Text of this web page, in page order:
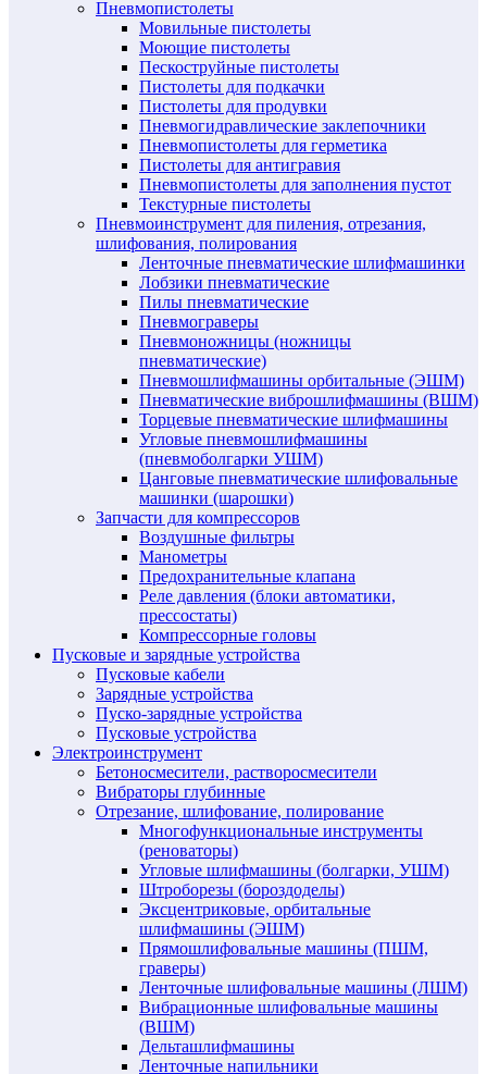
Пневмопистолеты
Мовильные пистолеты
Моющие пистолеты
Пескоструйные пистолеты
Пистолеты для подкачки
Пистолеты для продувки
Пневмогидравлические заклепочники
Пневмопистолеты для герметика
Пистолеты для антигравия
Пневмопистолеты для заполнения пустот
Текстурные пистолеты
Пневмоинструмент для пиления, отрезания,
шлифования, полирования
Ленточные пневматические шлифмашинки
Лобзики пневматические
Пилы пневматические
Пневмограверы
Пневмоножницы (ножницы
пневматические)
Пневмошлифмашины орбитальные (ЭШМ)
Пневматические виброшлифмашины (ВШМ)
Торцевые пневматические шлифмашины
Угловые пневмошлифмашины
(пневмоболгарки УШМ)
Цанговые пневматические шлифовальные
машинки (шарошки)
Запчасти для компрессоров
Воздушные фильтры
Манометры
Предохранительные клапана
Реле давления (блоки автоматики,
прессостаты)
Компрессорные головы
Пусковые и зарядные устройства
Пусковые кабели
Зарядные устройства
Пуско-зарядные устройства
Пусковые устройства
Электроинструмент
Бетоносмесители, растворосмесители
Вибраторы глубинные
Отрезание, шлифование, полирование
Многофункциональные инструменты
(реноваторы)
Угловые шлифмашины (болгарки, УШМ)
Штроборезы (бороздоделы)
Эксцентриковые, орбитальные
шлифмашины (ЭШМ)
Прямошлифовальные машины (ПШМ,
граверы)
Ленточные шлифовальные машины (ЛШМ)
Вибрационные шлифовальные машины
(ВШМ)
Дельташлифмашины
Ленточные напильники